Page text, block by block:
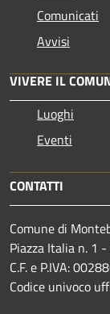
Comunicati
Avvisi
VIVERE IL
Luoghi
Eventi
CONTATTI
Comune di
Piazza Italia n. 1
C.F. e P.IVA:
Codice univoco